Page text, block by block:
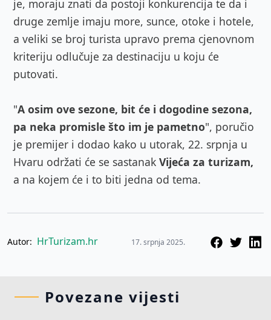
je, moraju znati da postoji konkurencija te da i
druge zemlje imaju more, sunce, otoke i hotele,
a veliki se broj turista upravo prema cjenovnom
kriteriju odlučuje za destinaciju u koju će
putovati.
"A osim ove sezone, bit će i dogodine sezona,
pa neka promisle što im je pametno", poručio
je premijer i dodao kako u utorak, 22. srpnja u
Hvaru održati će se sastanak Vijeća za turizam,
a na kojem će i to biti jedna od tema.
Autor: HrTurizam.hr 17. srpnja 2025.
Povezane vijesti